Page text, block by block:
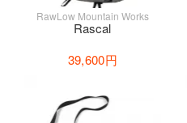
RawLow Mountain Works
Rascal
39,600円